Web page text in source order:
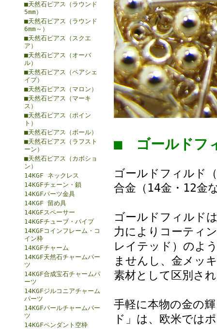
■天然石ピアス（ラウンド
5mm）
■天然石ピアス（ラウンド
6mm～）
■天然石ピアス（スクエ
ア）
■天然石ピアス（オーバ
ル）
■天然石ピアス（ペアシェ
イプ）
■天然石ピアス（マロン）
■天然石ピアス（マーキ
ス）
■天然石ピアス（ポイン
ト）
■天然石ピアス（ボール）
■天然石ピアス（ラフスト
ーン）
■天然石ピアス（カボショ
ン）
14KGF ネックレス
14KGFチェーン・鎖
14KGFパーツ金具
14KGF 留め具
14KGFスペーサー
14KGFチューブ・パイプ
14KGFコインフレーム・コ
イン枠
14KGFチャーム
14KGF天然石チャームパー
ツ
14KGF合成宝石チャームパ
ーツ
14KGFジルコニアチャーム
パーツ
14KGFパールチャームパー
ツ
14KGFペンダント空枠
■ ゴールドフ
ゴールドフィル
合金（14金・12金
ゴールドフィルド
力によりコーティ
レイテッド）のよ
ませんし、金メッ
素材として区別さ
手軽に本物の金の
ド」は、欧米では